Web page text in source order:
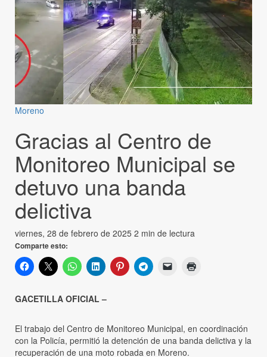
Moreno
Gracias al Centro de
Monitoreo Municipal se
detuvo una banda
delictiva
viernes, 28 de febrero de 2025 2 min de lectura
Comparte esto:
GACETILLA OFICIAL –
El trabajo del Centro de Monitoreo Municipal, en coordinación
con la Policía, permitió la detención de una banda delictiva y la
recuperación de una moto robada en Moreno.